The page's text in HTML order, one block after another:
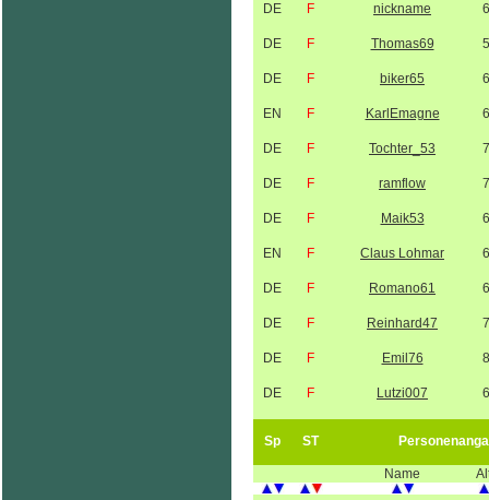
DE F nickname
DE F Thomas69
DE F biker65
EN F KarlEmagne
DE F Tochter_53
DE F ramflow
DE F Maik53
EN F Claus Lohmar
DE F Romano61
DE F Reinhard47
DE F Emil76
DE F Lutzi007
Sp ST
Name